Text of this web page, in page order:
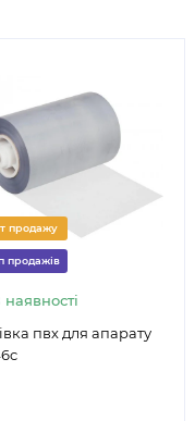
продажу
продажів
наявності
пвх для апарату